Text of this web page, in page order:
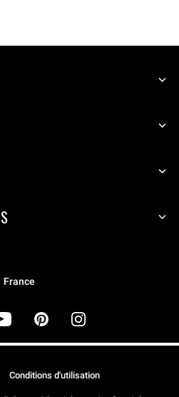
France
Conditions d'utilisation